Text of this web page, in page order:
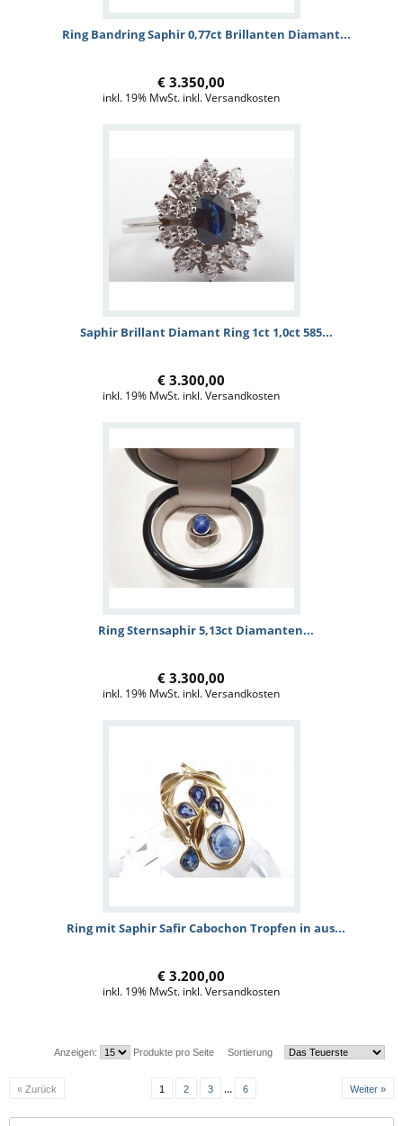
Ring Bandring Saphir 0,77ct Brillanten Diamant...
€ 3.350,00
inkl. 19% MwSt. inkl. Versandkosten
Saphir Brillant Diamant Ring 1ct 1,0ct 585...
€ 3.300,00
inkl. 19% MwSt. inkl. Versandkosten
Ring Sternsaphir 5,13ct Diamanten...
€ 3.300,00
inkl. 19% MwSt. inkl. Versandkosten
Ring mit Saphir Safir Cabochon Tropfen in aus...
€ 3.200,00
inkl. 19% MwSt. inkl. Versandkosten
Sortierung
Anzeigen: Produkte pro Seite
« Zurück 1 2 3 ... 6 Weiter »